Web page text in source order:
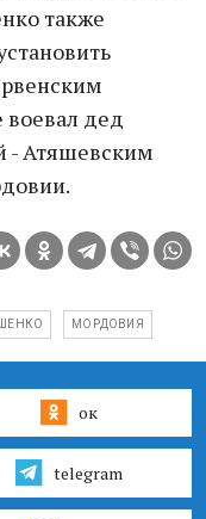
также
воевал дед
- Атяшевским
МОРДОВИЯ
ок
telegram